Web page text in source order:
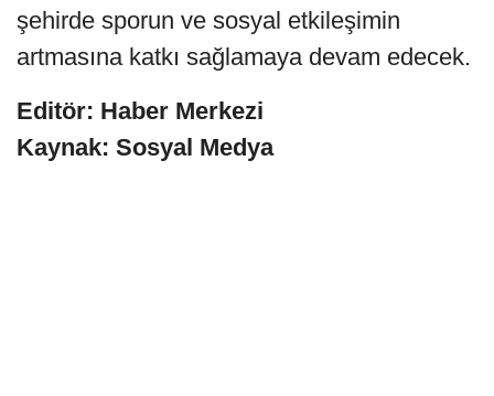
şehirde sporun ve sosyal etkileşimin
artmasına katkı sağlamaya devam edecek.
Editör: Haber Merkezi
Kaynak: Sosyal Medya